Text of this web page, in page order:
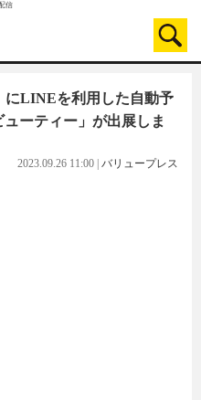
信
にLINEを利用した自動予
ーティー」が出展しま
2023.09.26 11:00 バリュープレス